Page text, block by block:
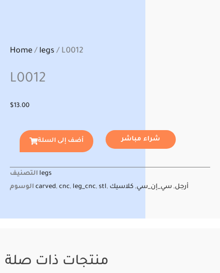
Home / legs / L0012
L0012
$ 13.00
أضف إلى السلة شراء مباشر
التصنيف legs
الوسوم carved, cnc, leg_cnc, stl, أرجل, سي_إن_سي, كلاسيك
منتجات ذات صلة